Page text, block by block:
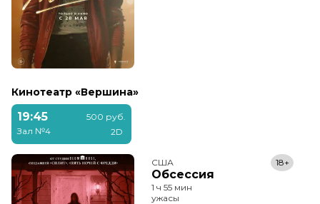
Кинотеатр «Вершина»
19:45
Зал №4
500 руб.
2D
США
Обсессия
18+
1 ч 55 мин
ужасы